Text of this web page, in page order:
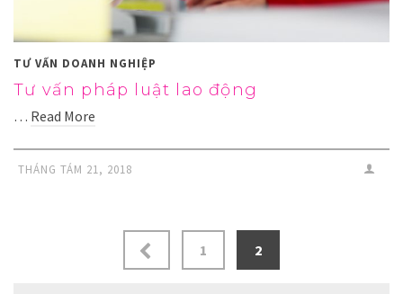
TƯ VẤN DOANH NGHIỆP
Tư vấn pháp luật lao động
… Read More
THÁNG TÁM 21, 2018
1 2